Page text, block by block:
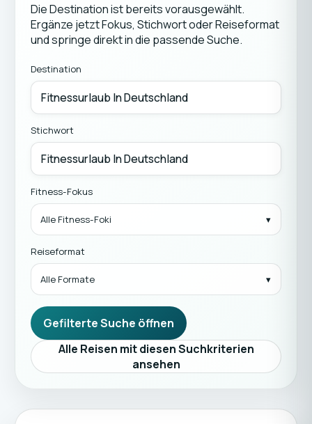
Die Destination ist bereits vorausgewählt.
Ergänze jetzt Fokus, Stichwort oder Reiseformat
und springe direkt in die passende Suche.
Destination
Stichwort
Fitness-Fokus
Alle Fitness-Foki
Reiseformat
Alle Formate
Gefilterte Suche öffnen
Alle Reisen mit diesen Suchkriterien
ansehen